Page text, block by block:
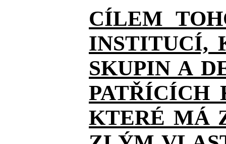
CÍLEM
INSTITUCÍ,
SKUPIN A
PATŘÍCÍCH
KTERÉ MÁ